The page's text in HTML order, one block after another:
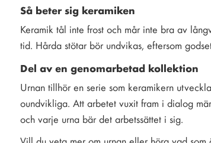
Så beter sig keramiken
Keramik tål inte frost och mår inte bra av
tid. Hårda stötar bör undvikas, eftersom
Del av en genomarbetad kollektion
Urnan tillhör en serie som keramikern
oundvikliga. Att arbetet vuxit fram i dialog
och varje urna bär det arbetssättet i sig.